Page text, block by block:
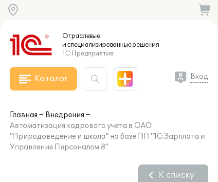
Отраслевые
и специализированныерешения
1С:Предприятие
Каталог Вход
Главная
Внедрения
Автоматизация кадрового учета в ОАО
"Природоведение и школа" на базе ПП "1С:Зарплата и
Управление Персоналом 8"
К списку